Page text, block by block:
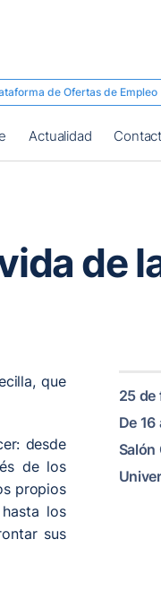
de Ofertas de Empleo
Actualidad
de
que
desde
de los
propios
los
sus
25 de
De
Salón